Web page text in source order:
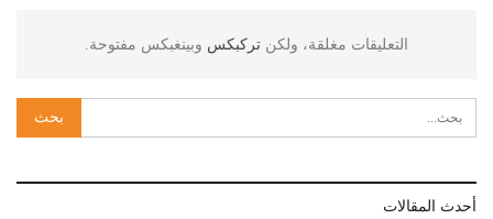
التعليقات مغلقة، ولكن تركبكس وبينغبكس مفتوحة.
أحدث المقالات